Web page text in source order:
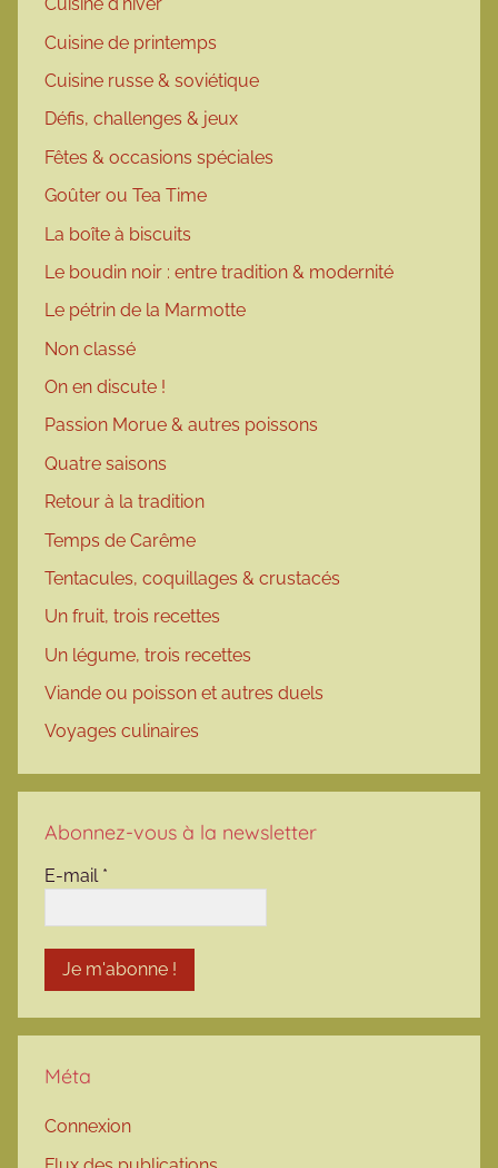
Cuisine d'hiver
Cuisine de printemps
Cuisine russe & soviétique
Défis, challenges & jeux
Fêtes & occasions spéciales
Goûter ou Tea Time
La boîte à biscuits
Le boudin noir : entre tradition & modernité
Le pétrin de la Marmotte
Non classé
On en discute !
Passion Morue & autres poissons
Quatre saisons
Retour à la tradition
Temps de Carême
Tentacules, coquillages & crustacés
Un fruit, trois recettes
Un légume, trois recettes
Viande ou poisson et autres duels
Voyages culinaires
Abonnez-vous à la newsletter
E-mail *
Méta
Connexion